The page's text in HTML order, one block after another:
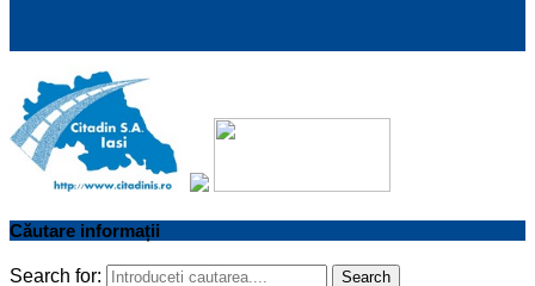
Căutare informații
Search for: Search